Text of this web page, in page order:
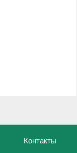
Контакты